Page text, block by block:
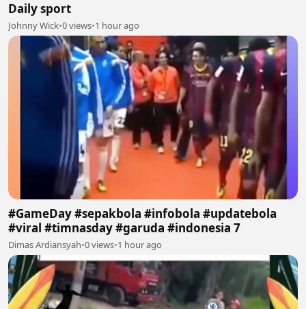
Daily sport
Johnny Wick•0 views•1 hour ago
#GameDay #sepakbola #infobola #updatebola
#viral #timnasday #garuda #indonesia 7
Dimas Ardiansyah•0 views•1 hour ago